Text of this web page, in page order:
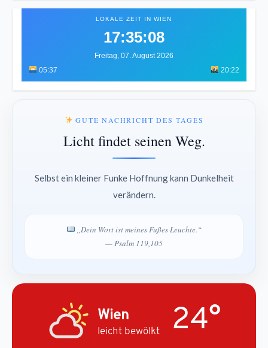
LOKALE ZEIT IN WIEN
17:35:12
Freitag, 07. August 2026
05:37
20:22
GUTE NACHRICHT DES TAGES
Licht findet seinen Weg.
Selbst ein kleiner Funke Hoffnung kann Dunkelheit
verändern.
„Dein Wort ist meines Fußes Leuchte.“
— Psalm 119,105
Wien
leicht bewölkt 24°